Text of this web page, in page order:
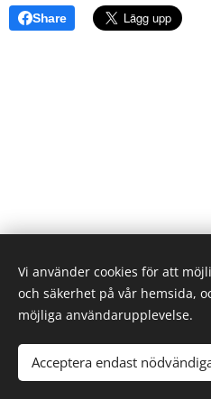
Share
© Västerås
Skapad med
Vi använder cookies för att
och säkerhet på vår hemsida,
möjliga användarupplevelse.
Acceptera endast